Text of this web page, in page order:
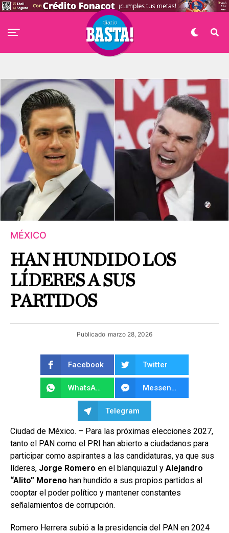
MÉXICO
HAN HUNDIDO LOS
LÍDERES A SUS
PARTIDOS
Publicado marzo 28, 2026
Facebook Twitter
WhatsApp Messenger
Telegram
Ciudad de México. – Para las próximas elecciones 2027,
tanto el PAN como el PRI han abierto a ciudadanos para
participar como aspirantes a las candidaturas, ya que sus
líderes, Jorge Romero en el blanquiazul y Alejandro
“Alito” Moreno han hundido a sus propios partidos al
cooptar el poder político y mantener constantes
señalamientos de corrupción.
Romero Herrera subió a la presidencia del PAN en 2024